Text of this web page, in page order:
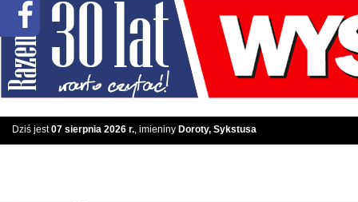
Dziś jest07 sierpnia 2026 r., imieniny Doroty, Sykstusa